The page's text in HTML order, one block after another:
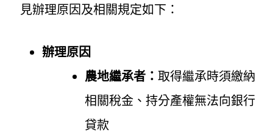
見辦理原因及相關規定如下：
辦理原因
農地繼承者：取得繼承時須繳納
相關稅金、持分產權無法向銀行
貸款